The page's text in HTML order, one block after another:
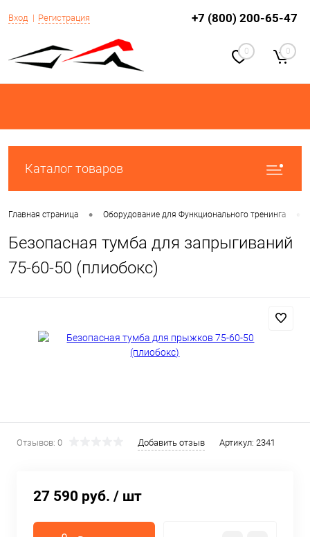
Вход Регистрация +7 (800) 200-65-47
0 0
Каталог товаров
Главная страница • Оборудование для Функционального тренинга
Безопасная тумба для запрыгиваний
75-60-50 (плиобокс)
Отзывов: 0 Добавить отзыв Артикул: 2341
27 590 руб. / шт